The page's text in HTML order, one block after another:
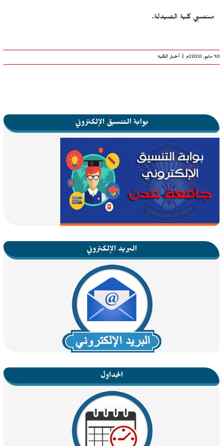
منتسبي كلية الصيدلة.
10 مايو, 2020م | أخبار الكلية
بوابة التنسيق الإلكتروني
البريد الإلكتروني
الجداول